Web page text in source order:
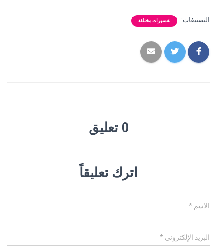
التصنيفات: تفسيرات مختلفة
0 تعليق
اترك تعليقاً
الاسم *
البريد الإلكتروني *